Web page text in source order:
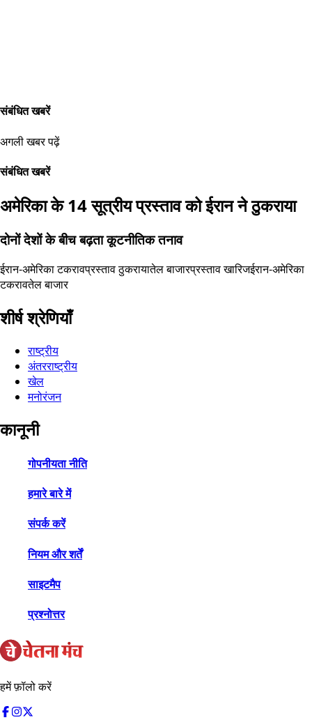
संबंधित खबरें
अगली खबर पढ़ें
संबंधित खबरें
अमेरिका के 14 सूत्रीय प्रस्ताव को ईरान ने ठुकराया
दोनों देशों के बीच बढ़ता कूटनीतिक तनाव
ईरान-अमेरिका टकरावप्रस्ताव ठुकरायातेल बाजारप्रस्ताव खारिजईरान-अमेरिका
टकरावतेल बाजार
शीर्ष श्रेणियाँ
राष्ट्रीय
अंतरराष्ट्रीय
खेल
मनोरंजन
कानूनी
गोपनीयता नीति
हमारे बारे में
संपर्क करें
नियम और शर्तें
साइटमैप
प्रश्नोत्तर
हमें फ़ॉलो करें